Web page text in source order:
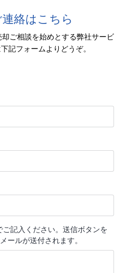
絡はこちら
ご相談を始めとする弊社サービ
記フォームよりどうぞ。
記入ください。送信ボタンを
ールが送付されます。